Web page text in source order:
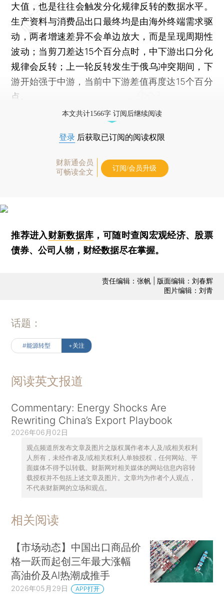
大值，也是往往会触发分化规律反转的数据水平。
生产资料与消费品出口最终均是由海外终端需求驱
动，两者增速差异不会单边放大，而是呈现周期性
波动；当剪刀差达15个百分点时，中下游出口分化
规律会反转；上一轮反转发生于俄乌冲突期间，下
游开始强于中游，当前中下游差值再度达15个百分
点。
本文共计1566字 订阅后继续阅读
登录 后获取已订阅的阅读权限
财新通会员
可畅读全文
订阅/会员升级
推荐进入财新数据库 ，可随时查阅宏观经济、股票
债券、公司人物，财经数据尽在掌握。
责任编辑：张帆 | 版面编辑：刘春辉
图片编辑：刘青
话题：
#能源转型 +关注
阅读英文报道
Commentary: Energy Shocks Are
Rewriting China’s Export Playbook
2026年06月02日
观点频道所发布文章及图片之版权属作者本人及/或相关权利
人所有，未经作者及/或相关权利人单独授权，任何网站、平
面媒体不得予以转载。财新网对相关媒体的网站信息内容转
载授权并不包括上述文章及图片。文章均为作者个人观点，
不代表财新网的立场和观点。
相关阅读
【市场动态】中国出口商品价
格一跃而起创三年最大涨幅
高油价及AI热潮成推手
2026年05月29日 APP打开